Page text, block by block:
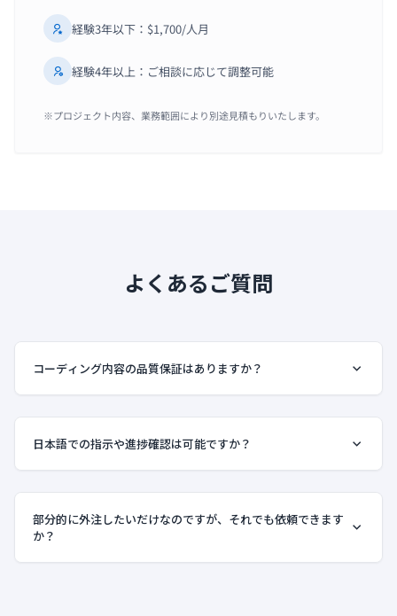
経験3年以下：$1,700/人月
経験4年以上：ご相談に応じて調整可能
※プロジェクト内容、業務範囲により別途見積もりいたします。
よくあるご質問
コーディング内容の品質保証はありますか？
日本語での指示や進捗確認は可能ですか？
部分的に外注したいだけなのですが、それでも依頼できます
か？